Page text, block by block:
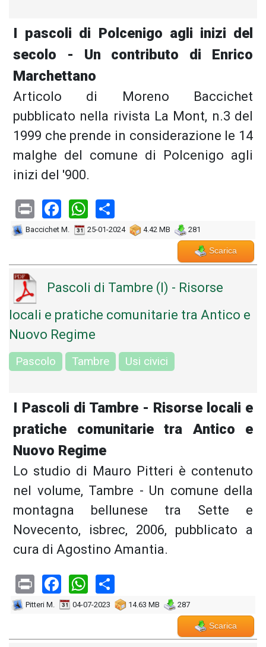
I pascoli di Polcenigo agli inizi del
secolo - Un contributo di Enrico
Marchettano
Articolo di Moreno Baccichet
pubblicato nella rivista La Mont, n.3 del
1999 che prende in considerazione le 14
malghe del comune di Polcenigo agli
inizi del '900.
PrintFacebook
WhatsApp
Baccichet M. 25-01-2024 4.42 MB 281
Scarica
Pascoli di Tambre (I) - Risorse
locali e pratiche comunitarie tra Antico e
Nuovo Regime
Pascolo Tambre Usi civici
I Pascoli di Tambre - Risorse locali e
pratiche comunitarie tra Antico e
Nuovo Regime
Lo studio di Mauro Pitteri è contenuto
nel volume, Tambre - Un comune della
montagna bellunese tra Sette e
Novecento, isbrec, 2006, pubblicato a
cura di Agostino Amantia.
PrintFacebook
WhatsApp
Pitteri M. 04-07-2023 14.63 MB 287
Scarica